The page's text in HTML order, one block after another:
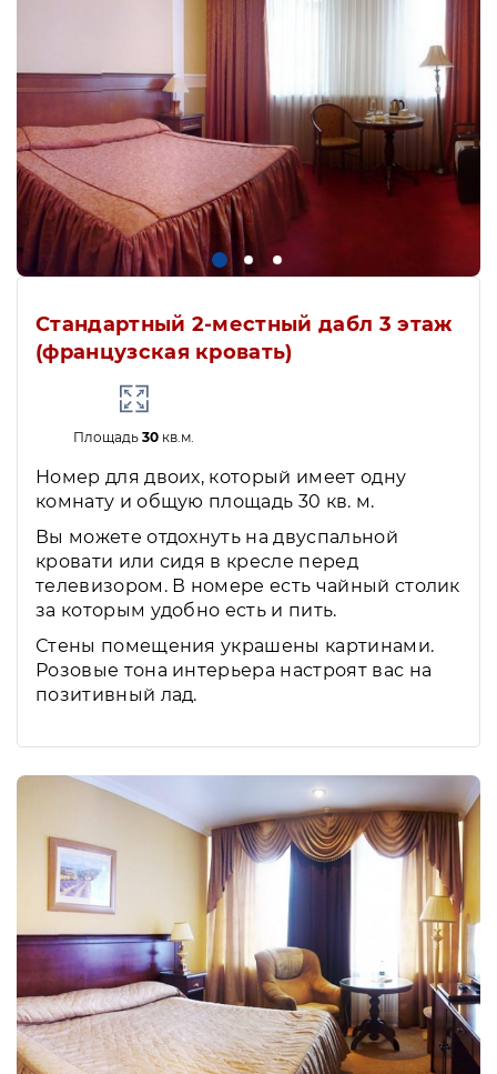
Стандартный 2-местный дабл 3 этаж
(французская кровать)
Площадь30 кв.м.
Номер для двоих, который имеет одну
комнату и общую площадь 30 кв. м.
Вы можете отдохнуть на двуспальной
кровати или сидя в кресле перед
телевизором. В номере есть чайный столик
за которым удобно есть и пить.
Стены помещения украшены картинами.
Розовые тона интерьера настроят вас на
позитивный лад.